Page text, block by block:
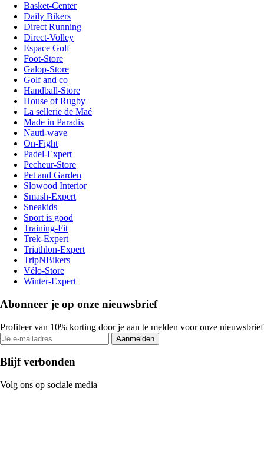
Basket-Center
Daily Bikers
Direct Running
Direct-Volley
Espace Golf
Foot-Store
Galop-Store
Golf and co
Handball-Store
House of Rugby
La sellerie de Maé
Made in Paradis
Nauti-wave
On-Fight
Padel-Expert
Pecheur-Store
Pet and Garden
Slowood Interior
Smash-Expert
Sneakids
Sport is good
Training-Fit
Trek-Expert
Triathlon-Expert
TripNBikers
Vélo-Store
Winter-Expert
Abonneer je op onze nieuwsbrief
Profiteer van 10% korting door je aan te melden voor onze nieuwsbrief
Aanmelden
Blijf verbonden
Volg ons op sociale media